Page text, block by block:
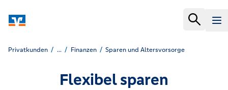
Privatkunden ... Finanzen Sparen und Altersvorsorge
Flexibel sparen